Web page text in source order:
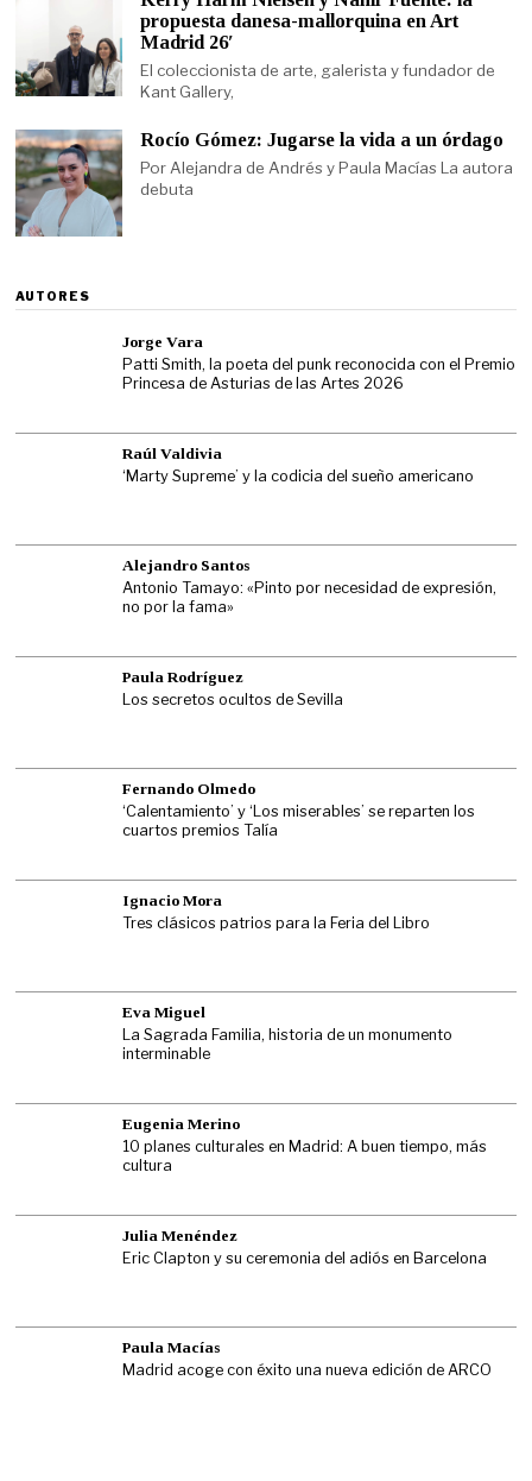
propuesta danesa-mallorquina en Art
Madrid 26′
El coleccionista de arte, galerista y fundador de
Kant Gallery,
Rocío Gómez: Jugarse la vida a un órdago
Por Alejandra de Andrés y Paula Macías La autora
debuta
AUTORES
Jorge Vara
Patti Smith, la poeta del punk reconocida con el Premio
Princesa de Asturias de las Artes 2026
Raúl Valdivia
‘Marty Supreme’ y la codicia del sueño americano
Alejandro Santos
Antonio Tamayo: «Pinto por necesidad de expresión,
no por la fama»
Paula Rodríguez
Los secretos ocultos de Sevilla
Fernando Olmedo
‘Calentamiento’ y ‘Los miserables’ se reparten los
cuartos premios Talía
Ignacio Mora
Tres clásicos patrios para la Feria del Libro
Eva Miguel
La Sagrada Familia, historia de un monumento
interminable
Eugenia Merino
10 planes culturales en Madrid: A buen tiempo, más
cultura
Julia Menéndez
Eric Clapton y su ceremonia del adiós en Barcelona
Paula Macías
Madrid acoge con éxito una nueva edición de ARCO